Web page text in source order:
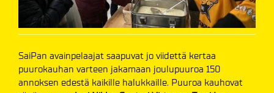
SaiPan avainpelaajat saapuvat jo viidettä kertaa
puurokauhan varteen jakamaan joulupuuroa 150
annoksen edestä kaikille halukkaille. Puuroa kauhovat